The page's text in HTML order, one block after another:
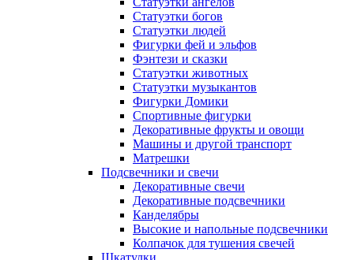
Статуэтки богов
Статуэтки людей
Фигурки фей и эльфов
Фэнтези и сказки
Статуэтки животных
Статуэтки музыкантов
Фигурки Домики
Спортивные фигурки
Декоративные фрукты и овощи
Машины и другой транспорт
Матрешки
Подсвечники и свечи
Декоративные свечи
Декоративные подсвечники
Канделябры
Высокие и напольные подсвечники
Колпачок для тушения свечей
Шкатулки